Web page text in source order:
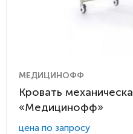
МЕДИЦИНОФФ
Кровать
«Медицинофф»
цена по запросу